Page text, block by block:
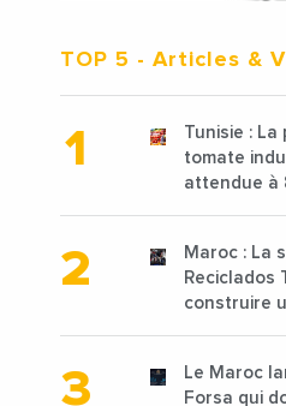
TOP 5 - Articles &
Tunisie :
tomate
attendue à
Maroc : La
Reciclados
construire
Le Maroc
Forsa qui